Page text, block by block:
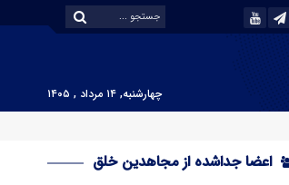
چهارشنبه, ۱۴ مرداد , ۱۴۰۵
اعضا جداشده از مجاهدین خلق